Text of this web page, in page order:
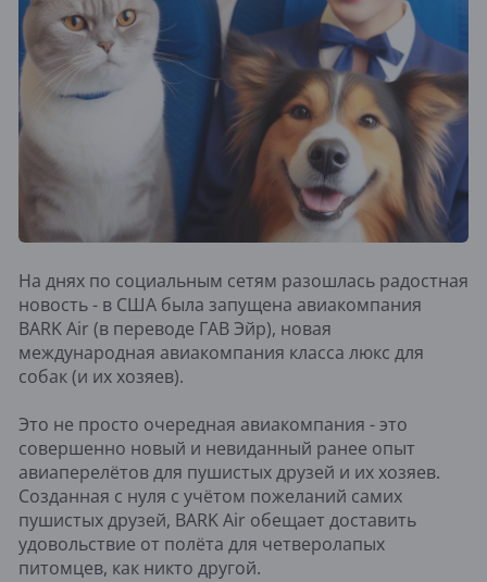
На днях по социальным сетям разошлась радостная
новость - в США была запущена авиакомпания
BARK Air (в переводе ГАВ Эйр), новая
международная авиакомпания класса люкс для
собак (и их хозяев).
Это не просто очередная авиакомпания - это
совершенно новый и невиданный ранее опыт
авиаперелётов для пушистых друзей и их хозяев.
Созданная с нуля с учётом пожеланий самих
пушистых друзей, BARK Air обещает доставить
удовольствие от полёта для четверолапых
питомцев, как никто другой.